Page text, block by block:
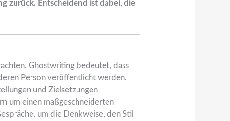
zurück. Entscheidend ist dabei, die
Ghostwriting bedeutet, dass
Person veröffentlicht werden.
und Zielsetzungen
um einen maßgeschneiderten
um die Denkweise, den Stil